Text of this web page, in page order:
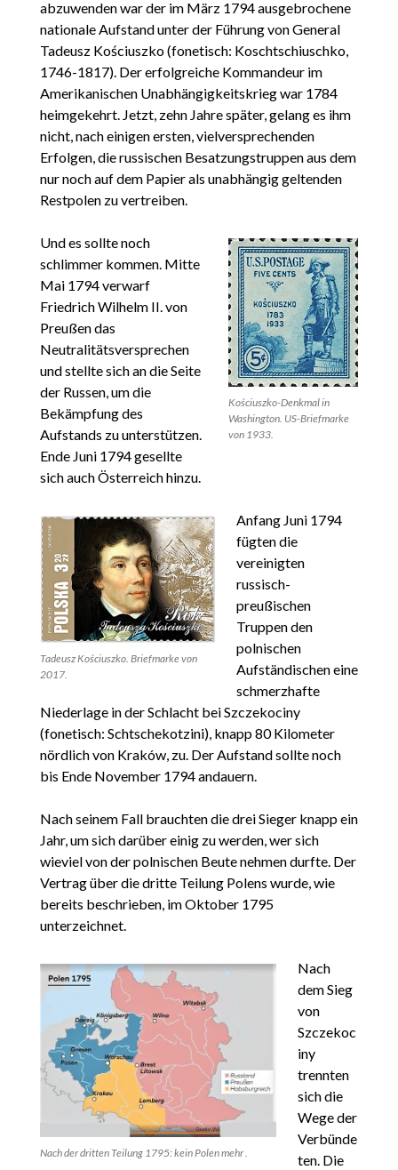
abzuwenden war der im März 1794 ausgebrochene
nationale Aufstand unter der Führung von General
Tadeusz Kościuszko (fonetisch: Koschtschiuschko,
1746-1817). Der erfolgreiche Kommandeur im
Amerikanischen Unabhängigkeitskrieg war 1784
heimgekehrt. Jetzt, zehn Jahre später, gelang es ihm
nicht, nach einigen ersten, vielversprechenden
Erfolgen, die russischen Besatzungstruppen aus dem
nur noch auf dem Papier als unabhängig geltenden
Restpolen zu vertreiben.
Kościuszko-Denkmal in
Washington. US-Briefmarke
von 1933.
Und es sollte noch
schlimmer kommen. Mitte
Mai 1794 verwarf
Friedrich Wilhelm II. von
Preußen das
Neutralitätsversprechen
und stellte sich an die Seite
der Russen, um die
Bekämpfung des
Aufstands zu unterstützen.
Ende Juni 1794 gesellte
sich auch Österreich hinzu.
Tadeusz Kościuszko. Briefmarke von
2017.
Anfang Juni 1794
fügten die
vereinigten
russisch-
preußischen
Truppen den
polnischen
Aufständischen eine
schmerzhafte
Niederlage in der Schlacht bei Szczekociny
(fonetisch: Schtschekotzini), knapp 80 Kilometer
nördlich von Kraków, zu. Der Aufstand sollte noch
bis Ende November 1794 andauern.
Nach seinem Fall brauchten die drei Sieger knapp ein
Jahr, um sich darüber einig zu werden, wer sich
wieviel von der polnischen Beute nehmen durfte. Der
Vertrag über die dritte Teilung Polens wurde, wie
bereits beschrieben, im Oktober 1795
unterzeichnet.
Nach der dritten Teilung 1795: kein Polen mehr .
Nach
dem Sieg
von
Szczekoc
iny
trennten
sich die
Wege der
Verbünde
ten. Die